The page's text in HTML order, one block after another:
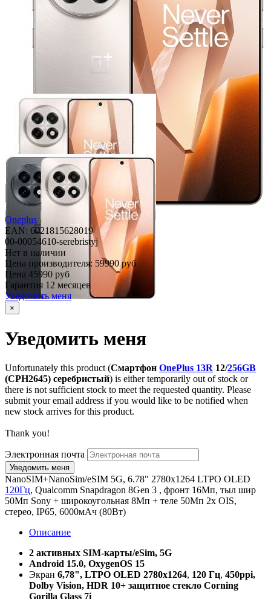
Oneplus
EAN: 6921815628019
00-00054610-serebristyj
Нет в наличии
Цена производителя: 59990 руб
Цена 45990 руб
Гарантия 12 месяцев
Уведомить меня
×
Уведомить меня
Unfortunately this product (Смартфон OnePlus 13R 12/256GB
(CPH2645) серебристый) is either temporarily out of stock or
there is not sufficient stock to meet the requested quantity. Please
submit your email address if you would like to be notified when
new stock arrives for this product.
Thank you!
Электронная почта
NanoSIM+NanoSim/eSIM 5G, 6.78" 2780x1264 LTPO OLED
120Гц, Qualcomm Snapdragon 8Gen 3 , фронт 16Мп, тыл шир
50Мп Sony + широкоугольная 8Мп + теле 50Мп 2х OIS,
стерео, IP65, 6000мАч (80Вт)
Описание
2 активных SIM-карты/eSim, 5G
Android 15.0, OxygenOS 15
Экран 6,78", LTPO OLED 2780х1264, 120 Гц, 450ppi,
Dolby Vision, HDR 10+ защитное стекло Corning
Gorilla Glass 7i